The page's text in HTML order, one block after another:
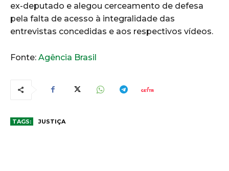
ex-deputado e alegou cerceamento de defesa
pela falta de acesso à integralidade das
entrevistas concedidas e aos respectivos vídeos.
Fonte: Agência Brasil
TAGS: JUSTIÇA